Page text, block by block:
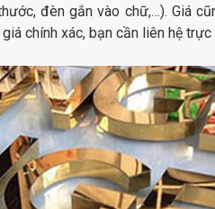
đèn gắn vào chữ,…). Giá
chính xác, bạn cần liên hệ